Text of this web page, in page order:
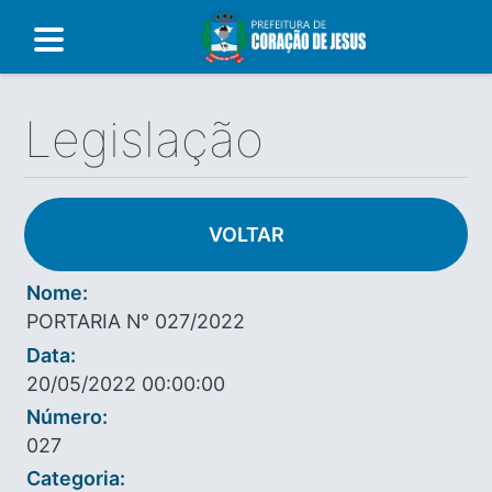
Legislação
VOLTAR
Nome:
PORTARIA N° 027/2022
Data:
20/05/2022 00:00:00
Número:
027
Categoria: